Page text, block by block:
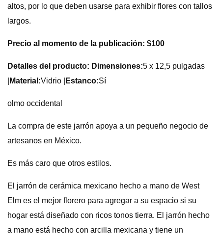
altos, por lo que deben usarse para exhibir flores con tallos
largos.
Precio al momento de la publicación: $100
Detalles del producto: Dimensiones:5 x 12,5 pulgadas
Material:Vidrio | Estanco:Sí
olmo occidental
La compra de este jarrón apoya a un pequeño negocio de
artesanos en México.
Es más caro que otros estilos.
El jarrón de cerámica mexicano hecho a mano de West
Elm es el mejor florero para agregar a su espacio si su
hogar está diseñado con ricos tonos tierra. El jarrón hecho
a mano está hecho con arcilla mexicana y tiene un